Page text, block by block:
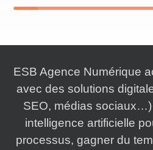
ESB Agence Numérique
avec des solutions
SEO, médias
intelligence artificielle
processus, gagner du